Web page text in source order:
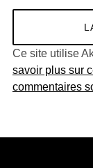
Ce site utilise
savoir plus sur
commentaires